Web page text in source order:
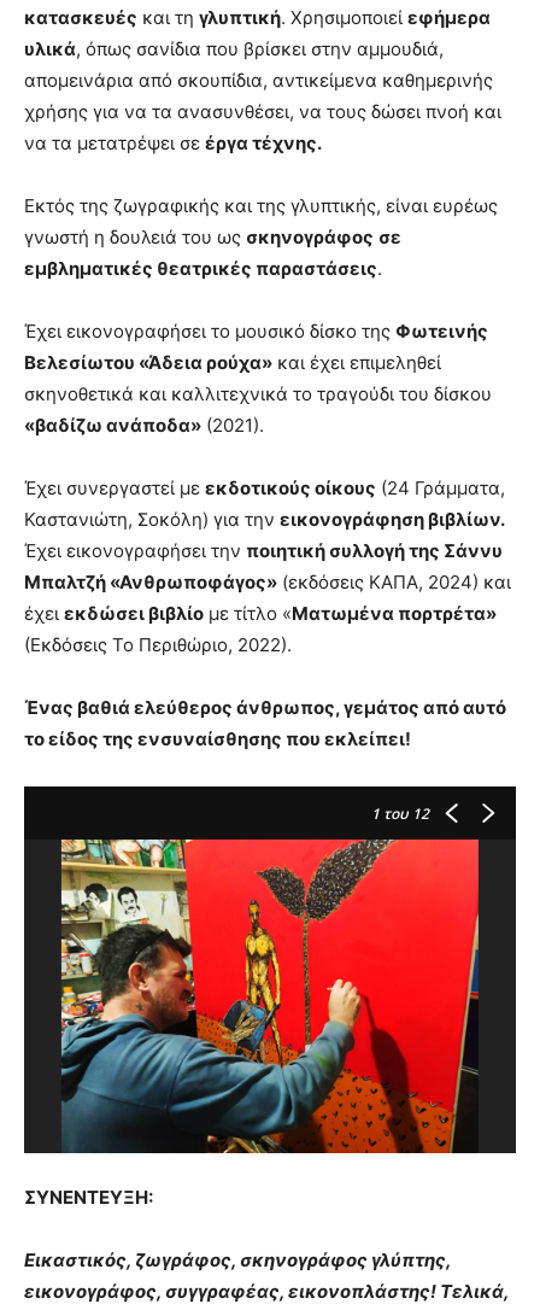
κατασκευές και τη γλυπτική. Χρησιμοποιεί εφήμερα
υλικά, όπως σανίδια που βρίσκει στην αμμουδιά,
απομεινάρια από σκουπίδια, αντικείμενα καθημερινής
χρήσης για να τα ανασυνθέσει, να τους δώσει πνοή και
να τα μετατρέψει σε έργα τέχνης.
Εκτός της ζωγραφικής και της γλυπτικής, είναι ευρέως
γνωστή η δουλειά του ως σκηνογράφος σε
εμβληματικές θεατρικές παραστάσεις.
Έχει εικονογραφήσει το μουσικό δίσκο της Φωτεινής
Βελεσίωτου «Άδεια ρούχα» και έχει επιμεληθεί
σκηνοθετικά και καλλιτεχνικά το τραγούδι του δίσκου
«βαδίζω ανάποδα» (2021).
Έχει συνεργαστεί με εκδοτικούς οίκους (24 Γράμματα,
Καστανιώτη, Σοκόλη) για την εικονογράφηση βιβλίων.
Έχει εικονογραφήσει την ποιητική συλλογή της Σάννυ
Μπαλτζή «Ανθρωποφάγος» (εκδόσεις ΚΑΠΑ, 2024) και
έχει εκδώσει βιβλίο με τίτλο «Ματωμένα πορτρέτα»
(Εκδόσεις Το Περιθώριο, 2022).
Ένας βαθιά ελεύθερος άνθρωπος, γεμάτος από αυτό
το είδος της ενσυναίσθησης που εκλείπει!
1 του 12
ΣΥΝΕΝΤΕΥΞΗ:
Εικαστικός, ζωγράφος, σκηνογράφος γλύπτης,
εικονογράφος, συγγραφέας, εικονοπλάστης! Τελικά,